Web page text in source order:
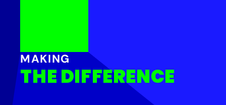
MAKING
THE DIFFERENCE